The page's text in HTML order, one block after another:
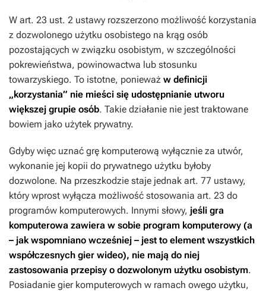
W art. 23 ust. 2 ustawy rozszerzono możliwość korzystania
z dozwolonego użytku osobistego na krąg osób
pozostających w związku osobistym, w szczególności
pokrewieństwa, powinowactwa lub stosunku
towarzyskiego. To istotne, ponieważ w definicji
„korzystania” nie mieści się udostępnianie utworu
większej grupie osób. Takie działanie nie jest traktowane
bowiem jako użytek prywatny.
Gdyby więc uznać grę komputerową wyłącznie za utwór,
wykonanie jej kopii do prywatnego użytku byłoby
dozwolone. Na przeszkodzie staje jednak art. 77 ustawy,
który wprost wyłącza możliwość stosowania art. 23 do
programów komputerowych. Innymi słowy, jeśli gra
komputerowa zawiera w sobie program komputerowy (a
– jak wspomniano wcześniej – jest to element wszystkich
współczesnych gier wideo), nie mają do niej
zastosowania przepisy o dozwolonym użytku osobistym.
Posiadanie gier komputerowych w ramach owego użytku,